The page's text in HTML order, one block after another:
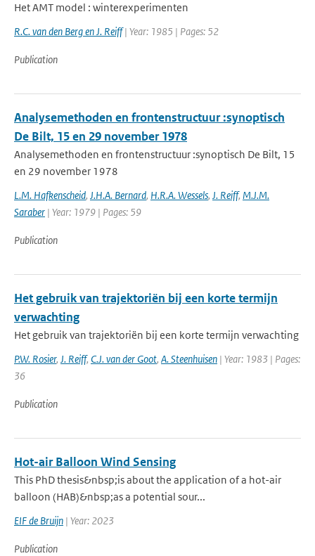
Het AMT model : winterexperimenten
R.C. van den Berg en J. Reiff| Year: 1985 | Pages: 52
Publication
Analysemethoden en frontenstructuur :synoptisch
De Bilt, 15 en 29 november 1978
Analysemethoden en frontenstructuur :synoptisch De Bilt, 15
en 29 november 1978
L.M. Hafkenscheid, J.H.A. Bernard, H.R.A. Wessels, J. Reiff, M.J.M.
Saraber | Year: 1979 | Pages: 59
Publication
Het gebruik van trajektoriën bij een korte termijn
verwachting
Het gebruik van trajektoriën bij een korte termijn verwachting
P.W. Rosier, J. Reiff, C.J. van der Goot, A. Steenhuisen | Year: 1983 | Pages:
36
Publication
Hot-air Balloon Wind Sensing
This PhD thesis&nbsp;is about the application of a hot-air
balloon (HAB)&nbsp;as a potential sour...
EIF de Bruijn | Year: 2023
Publication